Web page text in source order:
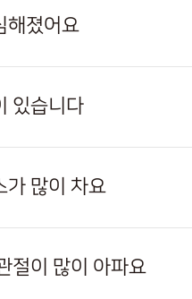
해졌어요
있습니다
가 많이 차요
절이 많이 아파요